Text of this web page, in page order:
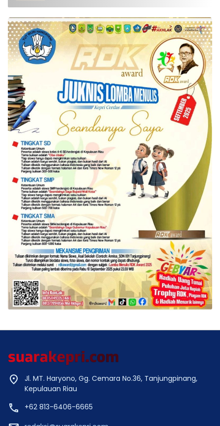
Jl. MT. Haryono, Gg. Cemara No.36, Tanjungpinang,
Kepulauan Riau
+62 813-6406-6665